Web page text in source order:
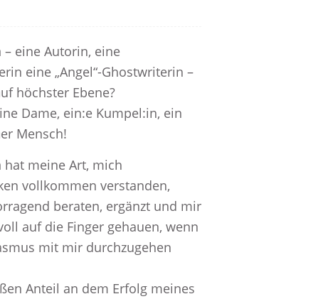
– eine Autorin, eine
eine „Angel“-Ghostwriterin –
höchster Ebene?
Dame, ein:e Kumpel:in, ein
Mensch!
hat meine Art, mich
vollkommen verstanden,
beraten, ergänzt und mir
auf die Finger gehauen, wenn
mit mir durchzugehen
Anteil an dem Erfolg meines